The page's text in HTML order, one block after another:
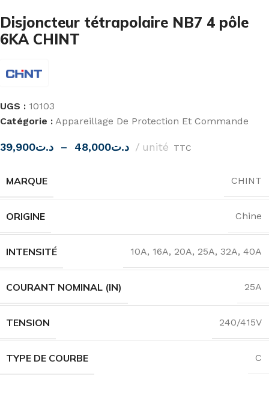
Disjoncteur tétrapolaire NB7 4 pôle
6KA CHINT
UGS : 10103
Catégorie : Appareillage De Protection Et Commande
د.ت39,900 – د.ت48,000 unité TTC
MARQUE CHINT
ORIGINE Chine
INTENSITÉ 10A, 16A, 20A, 25A, 32A, 40A
COURANT NOMINAL (IN) 25A
TENSION 240/415V
TYPE DE COURBE C